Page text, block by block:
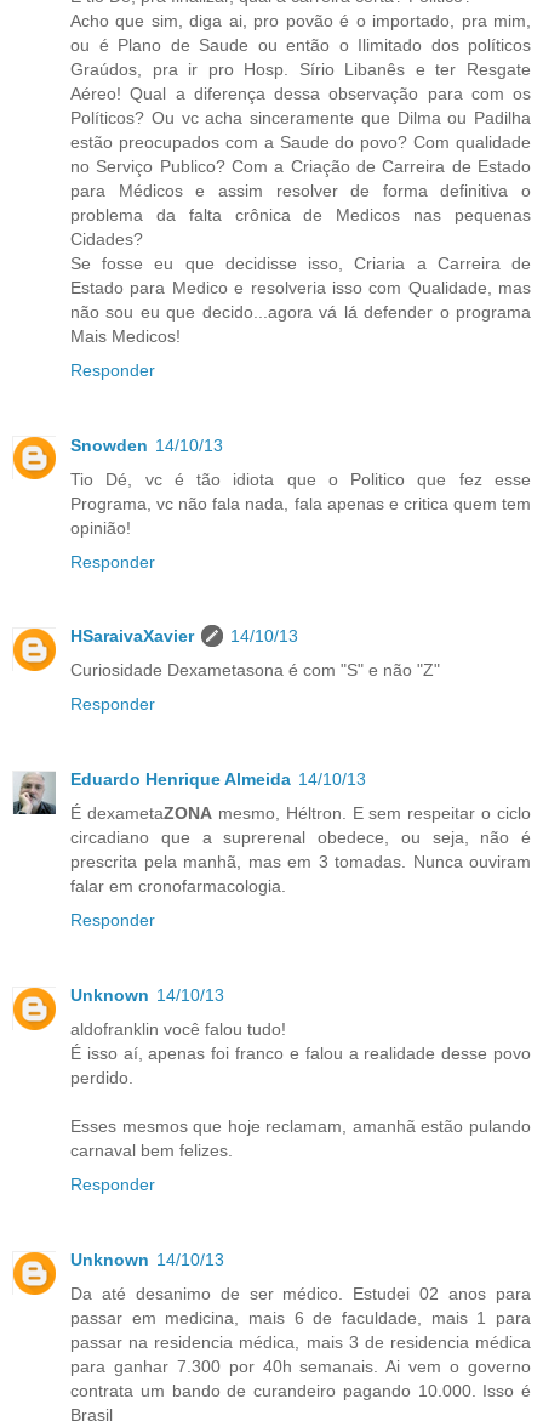
Acho que sim, diga ai, pro povão é o importado, pra mim,
ou é Plano de Saude ou então o Ilimitado dos políticos
Graúdos, pra ir pro Hosp. Sírio Libanês e ter Resgate
Aéreo! Qual a diferença dessa observação para com os
Políticos? Ou vc acha sinceramente que Dilma ou Padilha
estão preocupados com a Saude do povo? Com qualidade
no Serviço Publico? Com a Criação de Carreira de Estado
para Médicos e assim resolver de forma definitiva o
problema da falta crônica de Medicos nas pequenas
Cidades?
Se fosse eu que decidisse isso, Criaria a Carreira de
Estado para Medico e resolveria isso com Qualidade, mas
não sou eu que decido...agora vá lá defender o programa
Mais Medicos!
Responder
Snowden 14/10/13
Tio Dé, vc é tão idiota que o Politico que fez esse
Programa, vc não fala nada, fala apenas e critica quem tem
opinião!
Responder
HSaraivaXavier
14/10/13
Curiosidade Dexametasona é com "S" e não "Z"
Responder
Eduardo Henrique Almeida 14/10/13
É dexametaZONAmesmo, Héltron. E sem respeitar o ciclo
circadiano que a suprerenal obedece, ou seja, não é
prescrita pela manhã, mas em 3 tomadas. Nunca ouviram
falar em cronofarmacologia.
Responder
Unknown 14/10/13
aldofranklin você falou tudo!
É isso aí, apenas foi franco e falou a realidade desse povo
perdido.
Esses mesmos que hoje reclamam, amanhã estão pulando
carnaval bem felizes.
Responder
Unknown 14/10/13
Da até desanimo de ser médico. Estudei 02 anos para
passar em medicina, mais 6 de faculdade, mais 1 para
passar na residencia médica, mais 3 de residencia médica
para ganhar 7.300 por 40h semanais. Ai vem o governo
contrata um bando de curandeiro pagando 10.000. Isso é
Brasil